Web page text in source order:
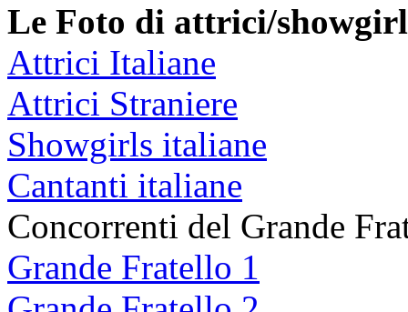
Le Foto di attrici/
Attrici Italiane
Attrici Straniere
Showgirls italiane
Cantanti italiane
Concorrenti del Grande
Grande Fratello 1